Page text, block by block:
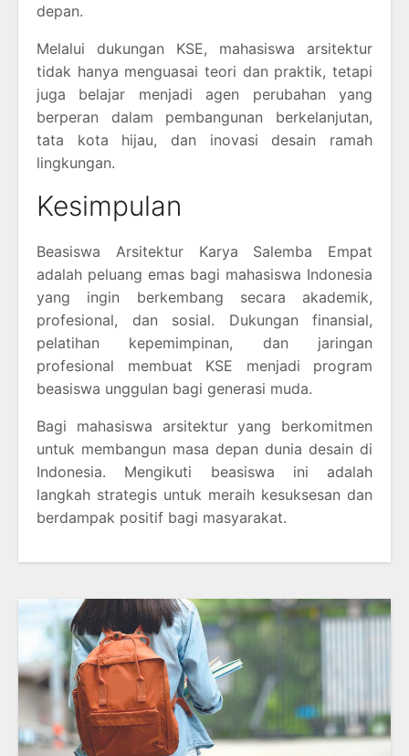
depan.
Melalui dukungan KSE, mahasiswa arsitektur
tidak hanya menguasai teori dan praktik, tetapi
juga belajar menjadi agen perubahan yang
berperan dalam pembangunan berkelanjutan,
tata kota hijau, dan inovasi desain ramah
lingkungan.
Kesimpulan
Beasiswa Arsitektur Karya Salemba Empat
adalah peluang emas bagi mahasiswa Indonesia
yang ingin berkembang secara akademik,
profesional, dan sosial. Dukungan finansial,
pelatihan kepemimpinan, dan jaringan
profesional membuat KSE menjadi program
beasiswa unggulan bagi generasi muda.
Bagi mahasiswa arsitektur yang berkomitmen
untuk membangun masa depan dunia desain di
Indonesia. Mengikuti beasiswa ini adalah
langkah strategis untuk meraih kesuksesan dan
berdampak positif bagi masyarakat.